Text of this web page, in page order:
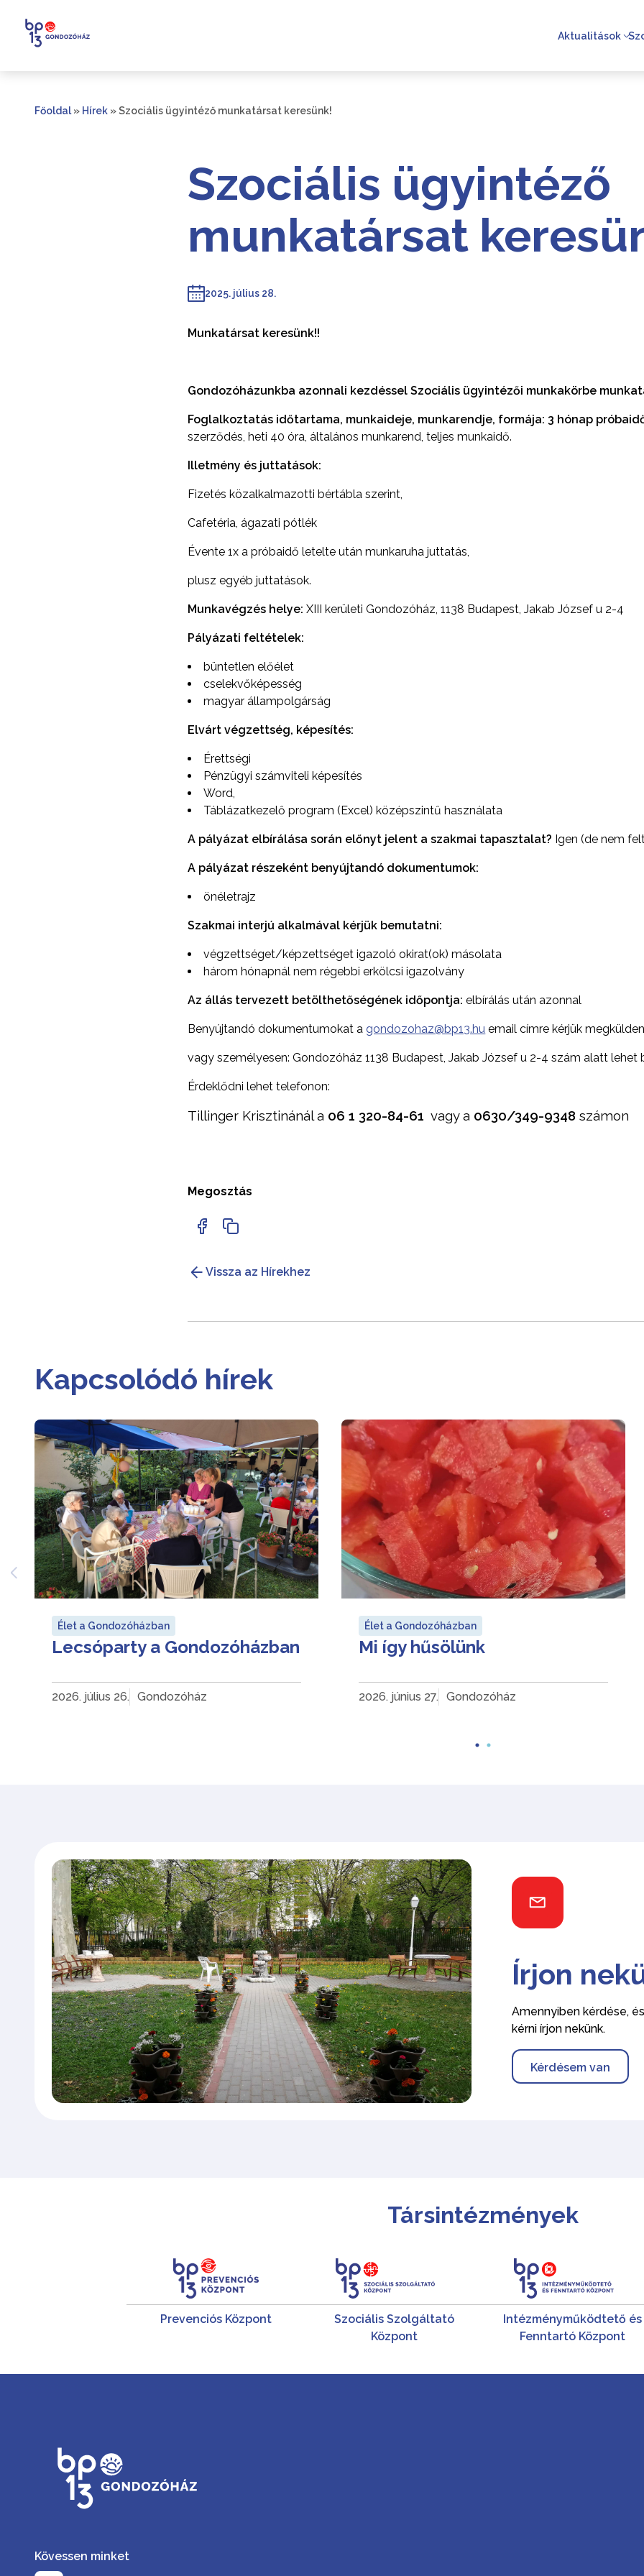
Aktualitások
Főoldal » Hírek »Szociális ügyintéző munkatársat keresünk!
Szociális ügyintéző
munkatársat
2025. július 28.
Munkatársat keresünk!!
Gondozóházunkba azonnali kezdéssel Szociális ügyintézői munkakörbe
Foglalkoztatás időtartama, munkaideje, munkarendje, formája: 3 hónap
szerződés, heti 40 óra, általános munkarend, teljes munkaidő.
Illetmény és juttatások:
Fizetés közalkalmazotti bértábla szerint,
Cafetéria, ágazati pótlék
Évente 1x a próbaidő letelte után munkaruha juttatás,
plusz egyéb juttatások.
Munkavégzés helye: XIII kerületi Gondozóház, 1138 Budapest, Jakab József u 2-4
Pályázati feltételek:
büntetlen előélet
cselekvőképesség
magyar állampolgárság
Elvárt végzettség, képesítés:
Érettségi
Pénzügyi számviteli képesítés
Word,
Táblázatkezelő program (Excel) középszintű használata
A pályázat elbírálása során előnyt jelent a szakmai tapasztalat? Igen (de nem
A pályázat részeként benyújtandó dokumentumok:
önéletrajz
Szakmai interjú alkalmával kérjük bemutatni:
végzettséget/képzettséget igazoló okirat(ok) másolata
három hónapnál nem régebbi erkölcsi igazolvány
Az állás tervezett betölthetőségének időpontja:elbírálás után azonnal
Benyújtandó dokumentumokat agondozohaz@bp13.hu email címre kérjük
vagy személyesen: Gondozóház 1138 Budapest, Jakab József u 2-4 szám alatt lehet
Érdeklődni lehet telefonon:
Tillinger Krisztinánál a 06 1 320-84-61 vagy a 0630/349-9348 számon
Megosztás
Vissza az Hírekhez
Kapcsolódó hírek
Élet a Gondozóházban
Lecsóparty a Gondozóházban
2026. július 26. Gondozóház
Élet a Gondozóházban
Mi így hűsölünk
2026. június 27. Gondozóház
Írjon
Amennyiben kérdése,
kérni írjon nekünk.
Kérdésem van
Társintézmények
Prevenciós Központ
Szociális Szolgáltató
Központ
Intézményműködtető és
Fenntartó Központ
Kövessen minket